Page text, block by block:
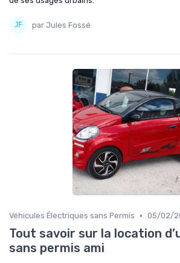
par Jules Fossé
Véhicules Électriques sans Permis • 05/02/
Tout savoir sur la location
sans permis ami